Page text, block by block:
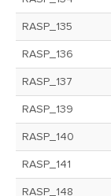
RASP_135
RASP_136
RASP_137
RASP_139
RASP_140
RASP_141
RASP_148